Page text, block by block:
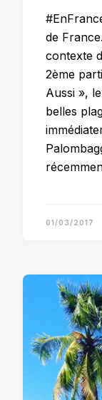
de
contexte
2ème
Aussi »,
belles
01/03/2017